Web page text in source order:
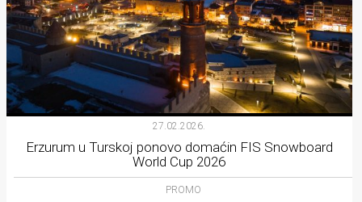
27.02.2026.
Erzurum u Turskoj ponovo domaćin FIS Snowboard
World Cup 2026
PROMO